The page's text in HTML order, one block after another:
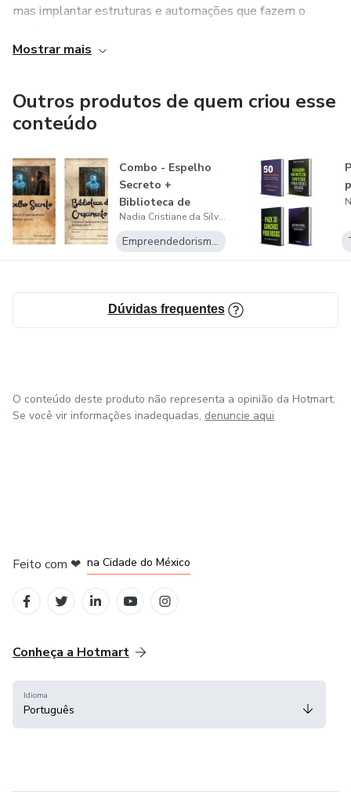
mas implantar estruturas e automações que fazem o
presente.
Criadora da metodologia IA Sem Caos, Nádia acredita que
estratégia vem antes da ferramenta e que negócios
inteligentes são construídos com organização, processos
Mostrar mais
Outros produtos de quem criou esse
conteúdo
Combo - Espelho
Secreto +
Biblioteca de
conhecimento
Nadia Cristiane da Silva Heuert
Empreendedorismo Digital
Dúvidas frequentes
O conteúdo deste produto não representa a opinião da Hotmart.
Se você vir informações inadequadas, denuncie aqui
Feito com ❤ na Cidade do México
Conheça a Hotmart
Idioma
Português